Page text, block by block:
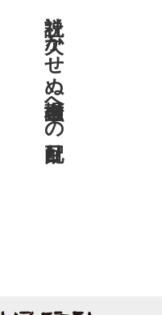
社説 欠かせぬ金融市場への目配り